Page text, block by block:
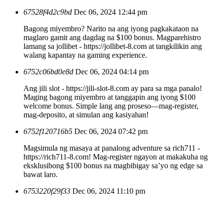
67528f4d2c9bd Dec 06, 2024 12:44 pm
Bagong miyembro? Narito na ang iyong pagkakataon na
maglaro gamit ang dagdag na $100 bonus. Magparehistro
lamang sa jollibet - https://jollibet-8.com at tangkilikin ang
walang kapantay na gaming experience.
6752c06bd0e8d Dec 06, 2024 04:14 pm
Ang jili slot - https://jili-slot-8.com ay para sa mga panalo!
Maging bagong miyembro at tanggapin ang iyong $100
welcome bonus. Simple lang ang proseso—mag-register,
mag-deposito, at simulan ang kasiyahan!
6752f120716b5 Dec 06, 2024 07:42 pm
Magsimula ng masaya at panalong adventure sa rich711 -
https://rich711-8.com! Mag-register ngayon at makakuha ng
eksklusibong $100 bonus na magbibigay sa’yo ng edge sa
bawat laro.
6753220f29f33 Dec 06, 2024 11:10 pm